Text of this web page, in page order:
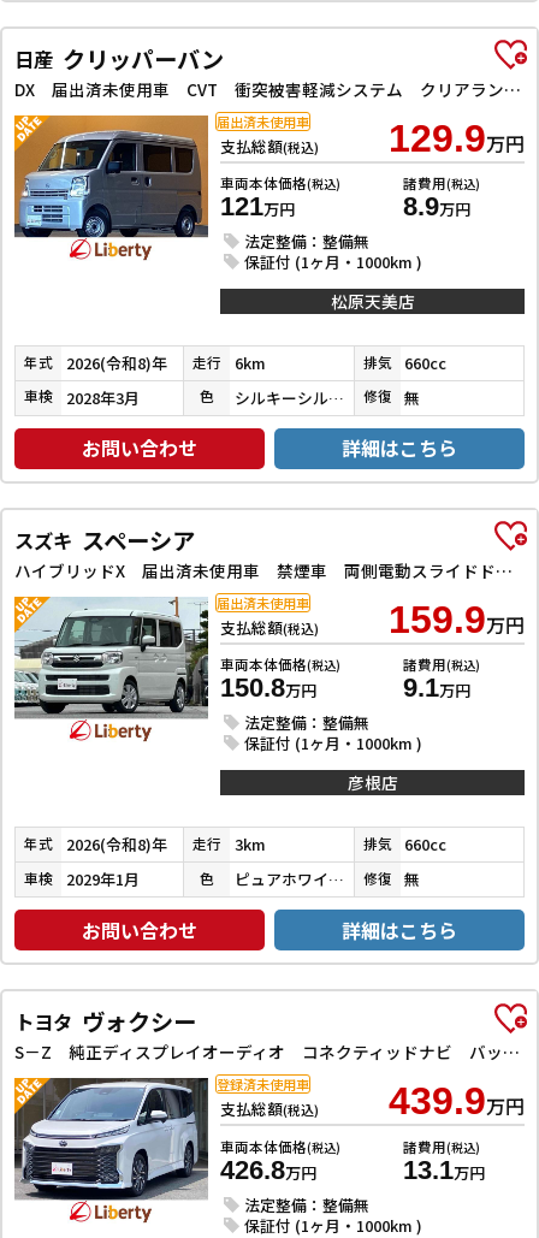
日産 クリッパーバン
DX 届出済未使用車 CVT 衝突被害軽減システム クリアランスソナー 両側スライドドア アイドリングストップ オートライト ESC エアコン パワーウィンドウ
支払総額(税込) 129.9万円
車両本体価格(税込)
121万円
諸費用(税込)
8.9万円
法定整備：整備無
保証付 (1ヶ月・1000km )
届出済未使用車
松原天美店
年式 2026(令和8)年 走行 6km 排気 660cc
車検 2028年3月 色 シルキーシルバーメタリック 修復 無
お問い合わせ 詳細はこちら
スズキ スペーシア
ハイブリッドX 届出済未使用車 禁煙車 両側電動スライドドア クリアランスソナー オートライト スマートキー アイドリングストップ 電動格納ミラー シートヒーター ベンチシート CVT ABS ESC オットマン
支払総額(税込) 159.9万円
車両本体価格(税込)
150.8万円
諸費用(税込)
9.1万円
法定整備：整備無
保証付 (1ヶ月・1000km )
届出済未使用車
彦根店
年式 2026(令和8)年 走行 3km 排気 660cc
車検 2029年1月 色 ピュアホワイトパール 修復 無
お問い合わせ 詳細はこちら
トヨタ ヴォクシー
S－Z 純正ディスプレイオーディオ コネクティッドナビ バックカメラ ETC2．0 クリアランスソナー アダプティブクルーズコントロール 衝突被害軽減システム 両側電動スライドドア LEDヘッドランプ
支払総額(税込) 439.9万円
車両本体価格(税込)
426.8万円
諸費用(税込)
13.1万円
法定整備：整備無
保証付 (1ヶ月・1000km )
登録済未使用車